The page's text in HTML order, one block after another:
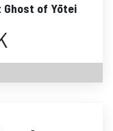
of Yōtei